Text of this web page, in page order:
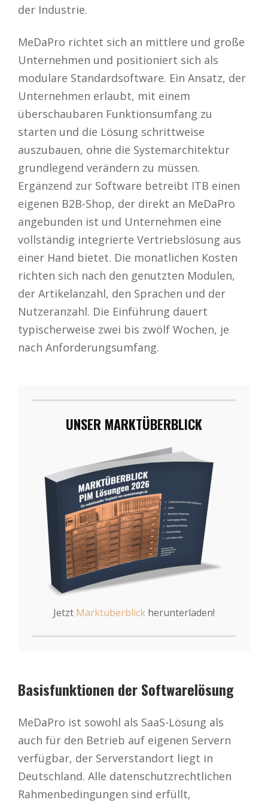
der Industrie.
MeDaPro richtet sich an mittlere und große
Unternehmen und positioniert sich als
modulare Standardsoftware. Ein Ansatz, der
Unternehmen erlaubt, mit einem
überschaubaren Funktionsumfang zu
starten und die Lösung schrittweise
auszubauen, ohne die Systemarchitektur
grundlegend verändern zu müssen.
Ergänzend zur Software betreibt ITB einen
eigenen B2B-Shop, der direkt an MeDaPro
angebunden ist und Unternehmen eine
vollständig integrierte Vertriebslösung aus
einer Hand bietet. Die monatlichen Kosten
richten sich nach den genutzten Modulen,
der Artikelanzahl, den Sprachen und der
Nutzeranzahl. Die Einführung dauert
typischerweise zwei bis zwölf Wochen, je
nach Anforderungsumfang.
UNSER MARKTÜBERBLICK
Jetzt Marktüberblick herunterladen!
Basisfunktionen der Softwarelösung
MeDaPro ist sowohl als SaaS-Lösung als
auch für den Betrieb auf eigenen Servern
verfügbar, der Serverstandort liegt in
Deutschland. Alle datenschutzrechtlichen
Rahmenbedingungen sind erfüllt,